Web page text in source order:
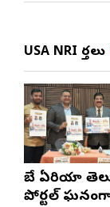
USA NRI వార్తలు
బే ఏరియా
పోర్టల్ ఘనంగా